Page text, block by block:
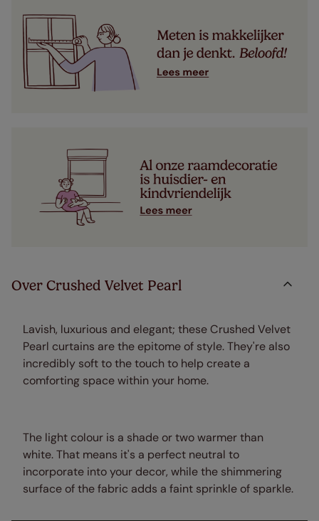
Over Crushed Velvet Pearl
Lavish, luxurious and elegant; these Crushed Velvet
Pearl curtains are the epitome of style. They're also
incredibly soft to the touch to help create a
comforting space within your home.
The light colour is a shade or two warmer than
white. That means it's a perfect neutral to
incorporate into your decor, while the shimmering
surface of the fabric adds a faint sprinkle of sparkle.